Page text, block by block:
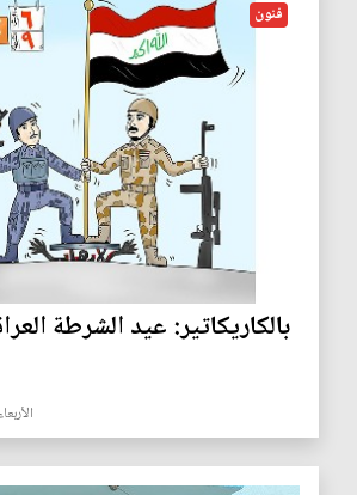
فنون
بالكاريكاتير: عيد الشرطة
الأربعاء 09 كانون